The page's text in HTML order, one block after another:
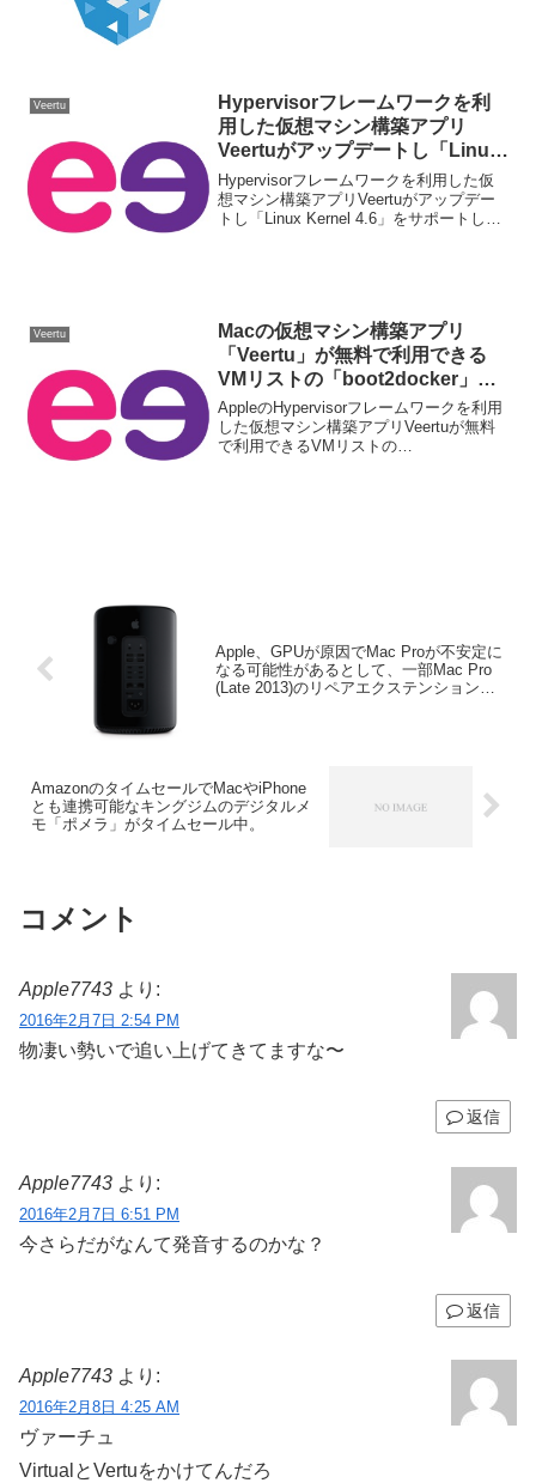
Veertu
Hypervisorフレームワークを利
用した仮想マシン構築アプリ
Veertuがアップデートし「Linux
Kernel 4.6」をサポート。
Hypervisorフレームワークを利用した仮
想マシン構築アプリVeertuがアップデー
トし「Linux Kernel 4.6」をサポートした
Veertu
Macの仮想マシン構築アプリ
「Veertu」が無料で利用できる
VMリストの「boot2docker」を
アップデート。
AppleのHypervisorフレームワークを利用
した仮想マシン構築アプリVeertuが無料
で利用できるVMリストの
Apple、GPUが原因でMac Proが不安定に
なる可能性があるとして、一部Mac Pro
(Late 2013)のリペアエクステンションプ
AmazonのタイムセールでMacやiPhone
とも連携可能なキングジムのデジタルメ
モ「ポメラ」がタイムセール中。
コメント
Apple7743 より:
2016年2月7日 2:54 PM
物凄い勢いで追い上げてきてますな〜
返信
Apple7743 より:
2016年2月7日 6:51 PM
今さらだがなんて発音するのかな？
返信
Apple7743 より:
2016年2月8日 4:25 AM
ヴァーチュ
VirtualとVertuをかけてんだろ